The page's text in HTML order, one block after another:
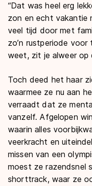
“Dat was heel erg
zon en echt vakantie
veel tijd door met
zo’n rustperiode
weet, zit je alweer op
Toch deed het haar
waarmee ze nu aan
verraadt dat ze
vanzelf. Afgelopen
waarin alles
veerkracht en
missen van een
moest ze razendsnel
shorttrack, waar ze